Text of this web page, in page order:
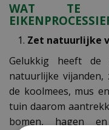
WAT TE
Zet natuurlijke
Gelukkig heeft de
natuurlijke vijanden,
de koolmees, mus
tuin daarom
bomen, hagen